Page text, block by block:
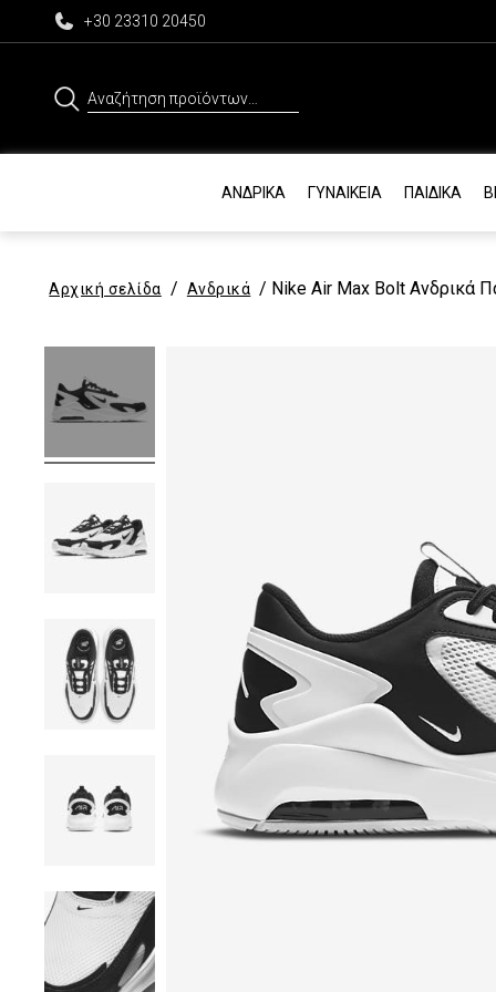
+30 23310 20450
ΑΝΔΡΙΚΆ ΓΥΝΑΙΚΕΊΑ ΠΑΙΔΙΚΆ
Αρχική σελίδα / Ανδρικά / Nike Air Max Bolt Ανδρικά